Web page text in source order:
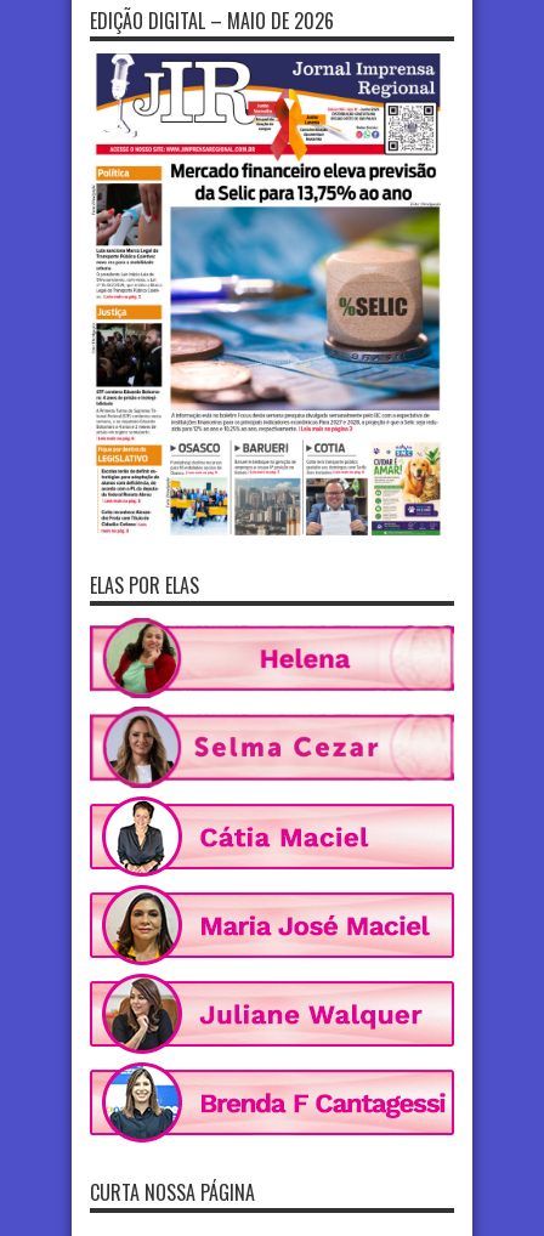
EDIÇÃO DIGITAL – MAIO DE 2026
ELAS POR ELAS
CURTA NOSSA PÁGINA